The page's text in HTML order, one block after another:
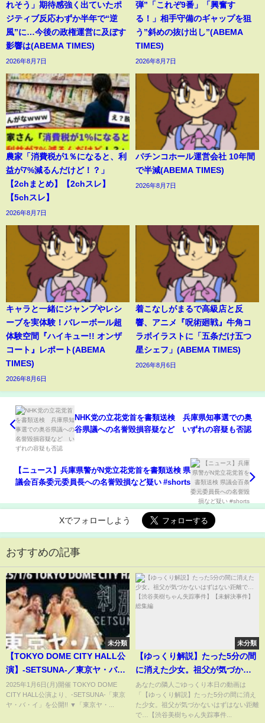
れそう」期待感強く出ていたポ
ジティブ反応わずか半年で“逆
風”に…今後の政権運営に及ぼす
影響は(ABEMA TIMES)
2026年8月7日
弾”「これぞ9番」「興奮す
る！」相手守備のギャップを狙
う”斜めの抜け出し”(ABEMA
TIMES)
2026年8月7日
農家「消費税が1％になると、利
益が7%減るんだけど！？」
【2chまとめ】【2chスレ】
【5chスレ】
2026年8月7日
パチンコホール運営会社 10年間
で半減(ABEMA TIMES)
2026年8月7日
キャラと一緒にジャンプやレシ
ーブを実体験！バレーボール超
体験空間『ハイキュー!! オンザ
コート』レポート(ABEMA
TIMES)
2026年8月6日
着こなしがまるで高級店と反
響、アニメ『呪術廻戦』牛角コ
ラボイラストに「五条だけ五つ
星シェフ」(ABEMA TIMES)
2026年8月6日
NHK党の立花党首を書類送検 兵庫県知事選での奥
谷県議への名誉毀損容疑など いずれの容疑も否認
【ニュース】兵庫県警がN党立花党首を書類送検 県
議会百条委元委員長への名誉毀損など疑い #shorts
Xでフォローしよう
おすすめの記事
未分類
【TOKYO DOME CITY HALL公
演】-SETSUNA-／東京ヤ・バ・
イ
2025年1月6日(月)開催 TOKYO DOME
CITY HALL公演より、-SETSUNA-「東京
ヤ・バ・イ」を公開!! ▼「東京ヤ・...
未分類
【ゆっくり解説】たった5分の間
に消えた少女。祖父が気づかな
いはずはない距離で…【渋谷美
樹ちゃん失踪事件】【未解決事
件】総集編
あなたの隣人ごゆっくり本日の動画は
「【ゆっくり解説】たった5分の間に消え
た少女。祖父が気づかないはずはない距離
で…【渋谷美樹ちゃん失踪事件...